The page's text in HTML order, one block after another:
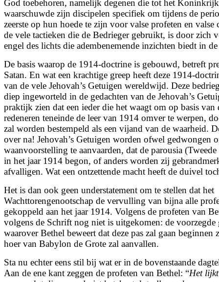
God toebehoren, namelijk degenen die tot het
waarschuwde zijn discipelen specifiek om tijdens de
zeerste op hun hoede te zijn voor valse profeten en valse
de vele tactieken die de Bedrieger gebruikt, is door zich
engel des lichts die adembenemende inzichten biedt in
De basis waarop de 1914-doctrine is gebouwd, betreft
Satan. En wat een krachtige greep heeft deze 1914-
van de vele Jehovah’s Getuigen wereldwijd. Deze
diep ingeworteld in de gedachten van de Jehovah’s
praktijk zien dat een ieder die het waagt om op basis van
redeneren teneinde de leer van 1914 omver te werpen,
zal worden bestempeld als een vijand van de waarheid.
over na! Jehovah’s Getuigen worden ofwel gedwongen
waanvoorstelling te aanvaarden, dat de parousia
in het jaar 1914 begon, of anders worden zij
afvalligen. Wat een ontzettende macht heeft de duivel
Het is dan ook geen understatement om te stellen dat het
Wachttorengenootschap de vervulling van bijna alle
gekoppeld aan het jaar 1914. Volgens de profeten van
volgens de Schrift nog niet is uitgekomen: de
waarover Bethel beweert dat deze pas zal gaan beginnen
hoer van Babylon de Grote zal aanvallen.
Sta nu echter eens stil bij wat er in de bovenstaande
Aan de ene kant zeggen de profeten van Bethel: “Het